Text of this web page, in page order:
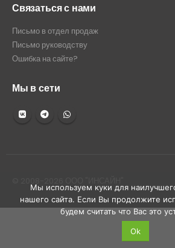
Связаться с нами
Письмо в отдел продаж
Письмо руководству
Ошибка на сайте?
Мы в сети
Мы используем куки для
нашего сайта. Если Вы продолжите
будем считать что Вас это
Ok